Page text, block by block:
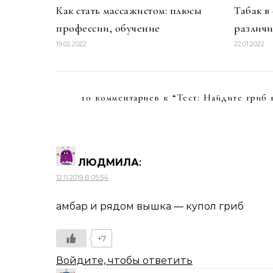
Как стать массажистом: плюсы
профессии, обучение
19.02.2022
Табак в
22.01.2022
10 комментариев к “Тест: Найдите гриб
ЛЮДМИЛА:
12.11.2019 В 05:54
амбар и рядом вышка — купол гриб
+7
Войдите, чтобы ответить